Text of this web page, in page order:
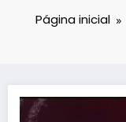
Página inicial